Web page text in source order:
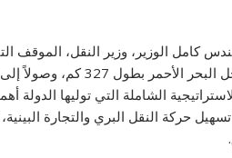
كامل الوزير، وزير النقل، الموقف
الممتد لربط محافظات
الشاملة التي توليها الدولة
حركة النقل البري والتجارة